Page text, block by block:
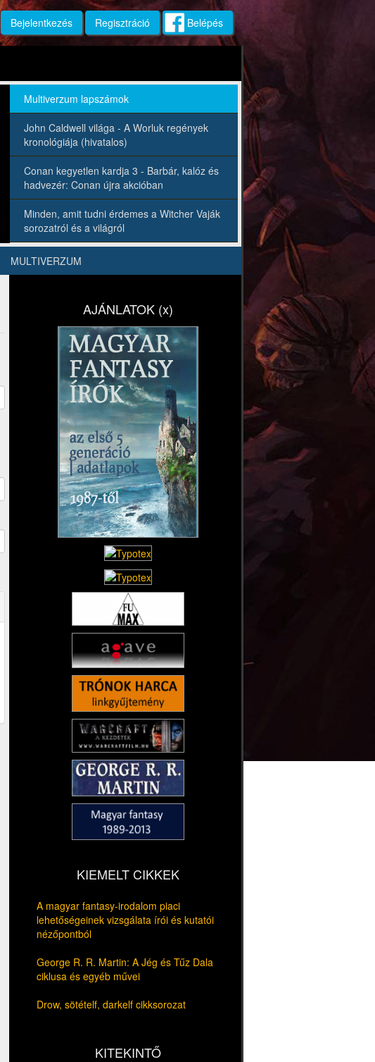
Bejelentkezés Regisztráció Belépés
Multiverzum lapszámok
John Caldwell világa - A Worluk regények
kronológiája (hivatalos)
Conan kegyetlen kardja 3 - Barbár, kalóz és
hadvezér: Conan újra akcióban
Minden, amit tudni érdemes a Witcher Vaják
sorozatról és a világról
MULTIVERZUM
AJÁNLATOK (x)
KIEMELT CIKKEK
A magyar fantasy-irodalom piaci
lehetőségeinek vizsgálata írói és kutatói
nézőpontból
George R. R. Martin: A Jég és Tűz Dala
ciklusa és egyéb művei
Drow, sötételf, darkelf cikksorozat
KITEKINTŐ